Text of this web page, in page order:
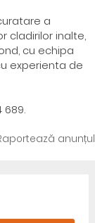
a
cladirilor inalte,
cu echipa
experienta de
689.
anunțul